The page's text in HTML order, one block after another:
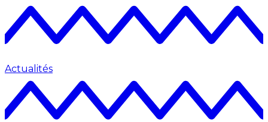
Actualités